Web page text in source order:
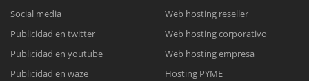
Nuestros ejecutivos le enviarán un correo electrónico con el enlace a
Cotización
Complete el formulario y nos contactaremos a la brevedad.
Chat Online
Todos nuestros ejecutivos están fuera de línea. Complete el formulario
para enviarnos un correo electrónico con sus datos personales.
Social media
Publicidad en twitter
Publicidad en youtube
Publicidad en waze
Web hosting reseller
Web hosting corporativo
Web hosting empresa
Hosting PYME